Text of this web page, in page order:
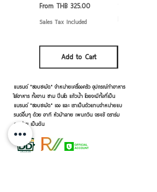
From THB 325.00
Sale Price
Sales Tax Included
Add to Cart
แบรนด์ "ชอบชะมัด" จำหน่ายเครื่องครัว อุปกรณ์ทำอาหาร
ใส่อาหาร ทั้งจาน ชาม ปิ่นโต แก้วน้ำ โดยจะมีทั้งที่เป็น
แบรนด์ "ชอบชะมัด" เอง และ เราเป็นตัวแทนจำหน่ายแบ
รนด์อื่นๆ ด้วย อาทิ หัวม้าลาย เพนกวิน จระเข้ ตราร่ม
กระต่าย เป็นต้น